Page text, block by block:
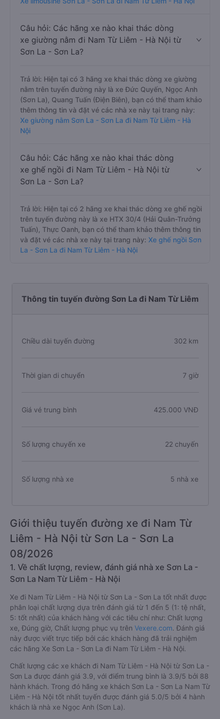
Câu hỏi: Các hãng xe nào khai thác dòng
xe giường nằm đi Nam Từ Liêm - Hà Nội từ
Sơn La - Sơn La?
Trả lời: Hiện tại có 3 hãng xe khai thác dòng xe giường
nằm trên tuyến đường này là xe Đức Quyến, Ngọc Anh
(Sơn La), Quang Tuấn (Điện Biên), bạn có thể tham khảo
thêm thông tin và đặt vé các nhà xe này tại trang này:
Xe giường nằm Sơn La - Sơn La đi Nam Từ Liêm - Hà
Nội
Câu hỏi: Các hãng xe nào khai thác dòng
xe ghế ngồi đi Nam Từ Liêm - Hà Nội từ
Sơn La - Sơn La?
Trả lời: Hiện tại có 2 hãng xe khai thác dòng xe ghế ngồi
trên tuyến đường này là xe HTX 30/4 (Hải Quân-Trưởng
Tuấn), Thực Oanh, bạn có thể tham khảo thêm thông tin
và đặt vé các nhà xe này tại trang này: Xe ghế ngồi Sơn
La - Sơn La đi Nam Từ Liêm - Hà Nội
Thông tin tuyến đường Sơn La đi Nam Từ Liêm
Chiều dài tuyến đường 302 km
Thời gian di chuyển 7 giờ
Giá vé trung bình 425.000 VNĐ
Số lượng chuyến xe 22 chuyến
Số lượng nhà xe 5 nhà xe
Giới thiệu tuyến đường xe đi Nam Từ
Liêm - Hà Nội từ Sơn La - Sơn La
08/2026
1. Về chất lượng, review, đánh giá nhà xe Sơn La -
Sơn La Nam Từ Liêm - Hà Nội
Xe đi Nam Từ Liêm - Hà Nội từ Sơn La - Sơn La tốt nhất được
phân loại chất lượng dựa trên đánh giá từ 1 đến 5 (1: tệ nhất,
5: tốt nhất) của khách hàng với các tiêu chí như: Chất lượng
xe, Đúng giờ, Chất lượng phục vụ trên Vexere.com. Đánh giá
này được viết trực tiếp bởi các khách hàng đã trải nghiệm
các hãng Xe Sơn La - Sơn La đi Nam Từ Liêm - Hà Nội.
Chất lượng các xe khách đi Nam Từ Liêm - Hà Nội từ Sơn La -
Sơn La được đánh giá 3.9, với điểm trung bình là 3.9/5 bởi 88
hành khách. Trong đó hãng xe khách Sơn La - Sơn La Nam Từ
Liêm - Hà Nội tốt nhất tuyến được đánh giá 5.0/5 bởi 4 hành
khách là nhà xe Ngọc Anh (Sơn La).